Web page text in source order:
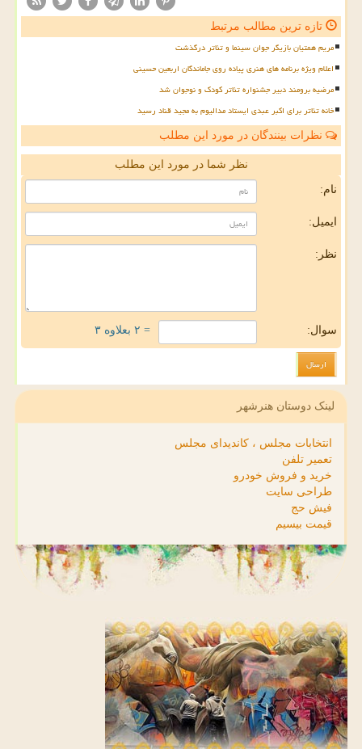
تازه ترین مطالب مرتبط
مریم همتیان بازیگر جوان سینما و تئاتر درگذشت
اعلام ویژه برنامه های هنری پیاده روی جاماندگان اربعین حسینی
مرضیه برومند دبیر جشنواره تئاتر کودک و نوجوان شد
خانه تئاتر برای اکبر عبدی ایستاد مدالیوم به مجید قناد رسید
نظرات بینندگان در مورد این مطلب
نظر شما در مورد این مطلب
نام:
ایمیل:
نظر:
سوال: = ۲ بعلاوه ۳
لینک دوستان هنرشهر
انتخابات مجلس ، کاندیدای مجلس
تعمیر تلفن
خرید و فروش خودرو
طراحی سایت
فیش حج
قیمت بیسیم